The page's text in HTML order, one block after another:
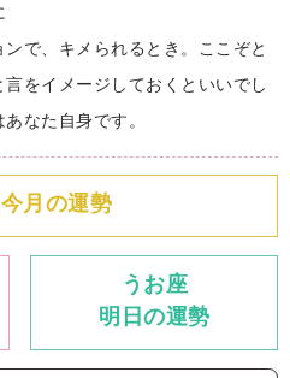
で、キメられるとき。ここぞと
をイメージしておくといいでし
なた自身です。
月の運勢
うお座
明日の運勢